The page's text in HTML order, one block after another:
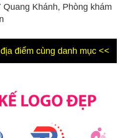
Quang Khánh, Phòng khám
điểm cùng danh mục <<